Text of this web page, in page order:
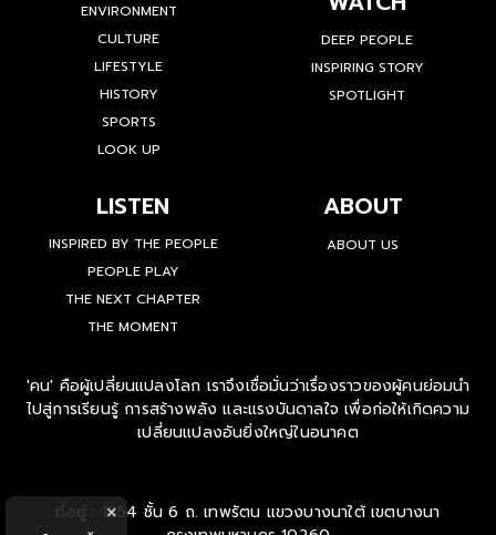
ENVIRONMENT
CULTURE
LIFESTYLE
HISTORY
SPORTS
LOOK UP
DEEP PEOPLE
INSPIRING STORY
SPOTLIGHT
LISTEN
INSPIRED BY THE PEOPLE
PEOPLE PLAY
THE NEXT CHAPTER
THE MOMENT
ABOUT
ABOUT US
'คน' คือผู้เปลี่ยนแปลงโลก เราจึงเชื่อมั่นว่าเรื่องราวของผู้คนย่อมนำ
ไปสู่การเรียนรู้ การสร้างพลัง และแรงบันดาลใจ เพื่อก่อให้เกิดความ
เปลี่ยนแปลงอันยิ่งใหญ่ในอนาคต
ที่อยู่ : 1854 ชั้น 6 ถ. เทพรัตน แขวงบางนาใต้ เขตบางนา
×